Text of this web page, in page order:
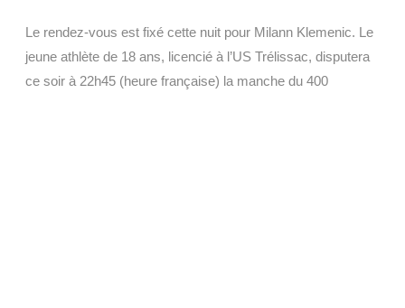
Le rendez-vous est fixé cette nuit pour Milann Klemenic. Le
jeune athlète de 18 ans, licencié à l’US Trélissac, disputera
ce soir à 22h45 (heure française) la manche du 400